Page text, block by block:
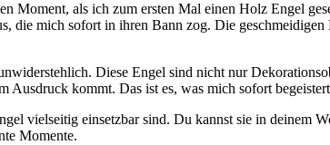
Moment, als ich ‍zum ‍ersten Mal einen Holz Engel
die mich sofort in ihren Bann zog. Die
Diese ⁣Engel sind nicht nur
Ausdruck kommt. Das​ ist es, was ⁢mich sofort
vielseitig einsetzbar sind. Du kannst sie‌ in‍ deinem
Momente.